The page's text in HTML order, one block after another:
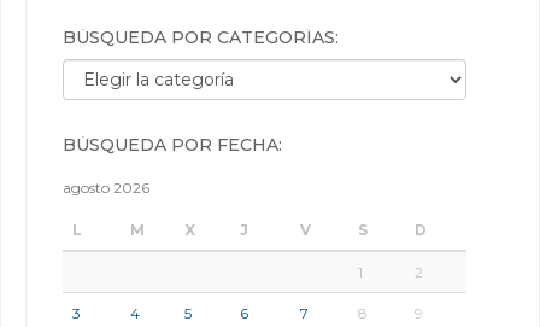
BÚSQUEDA POR CATEGORÍAS:
Búsqueda por categorías:
BÚSQUEDA POR FECHA:
agosto 2026
L M X J V S D
1 2
3 4 5 6 7 8 9